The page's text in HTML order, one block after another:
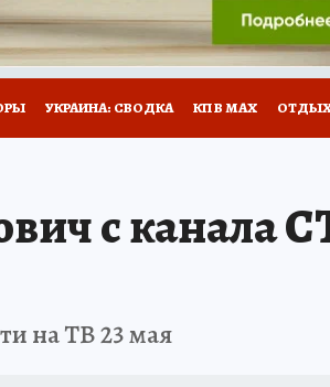
УКРАИНА: СВОДКА КП В МАХ
с канала
на ТВ 23 мая